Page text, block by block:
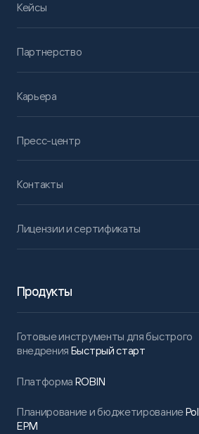
Кейсы
Партнерство
Карьера
Пресс-центр
Контакты
Лицензии и сертификаты
Продукты
Готовые инструменты для быстрого
внедрения Быстрый старт
Платформа ROBIN
Планирование и бюджетирование
EPM